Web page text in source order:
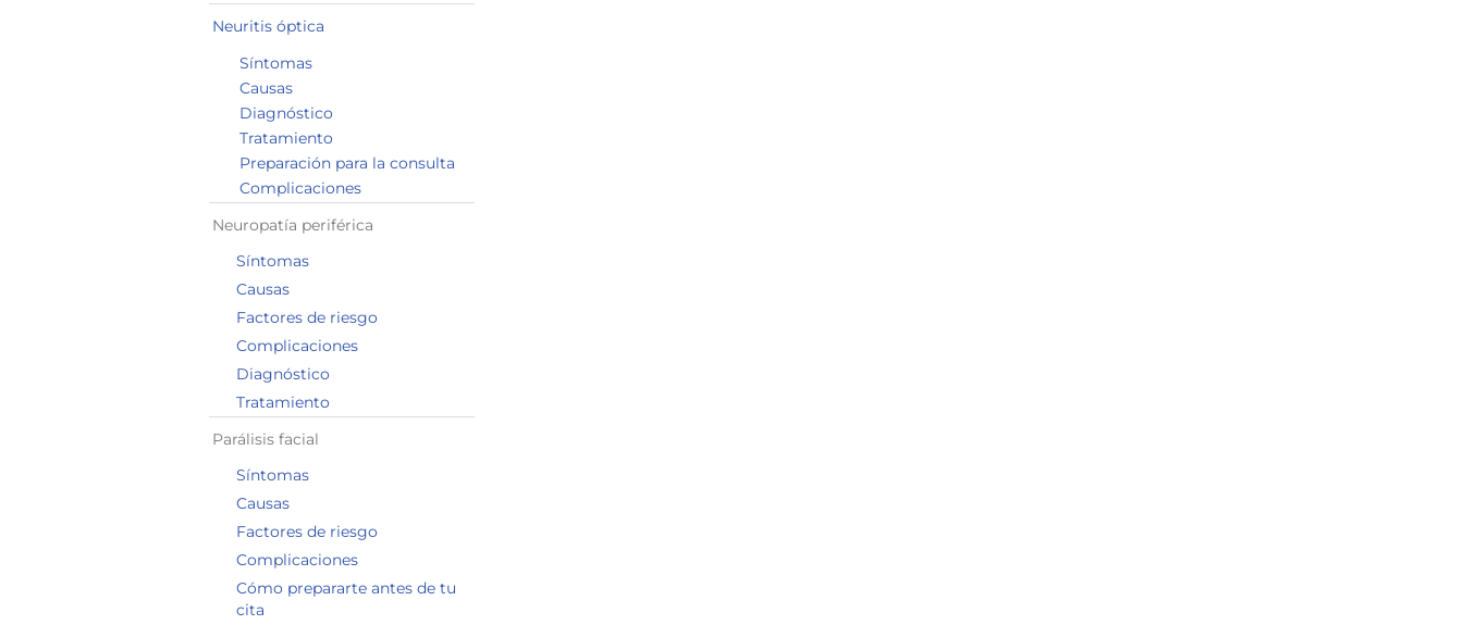
Neuritis óptica
Síntomas
Causas
Diagnóstico
Tratamiento
Preparación para la consulta
Complicaciones
Neuropatía periférica
Síntomas
Causas
Factores de riesgo
Complicaciones
Diagnóstico
Tratamiento
Parálisis facial
Síntomas
Causas
Factores de riesgo
Complicaciones
Cómo prepararte antes de tu
cita